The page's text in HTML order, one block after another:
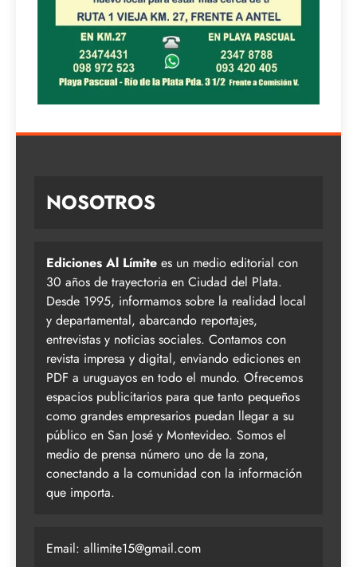
NOSOTROS
Ediciones Al Límite es un medio editorial con
30 años de trayectoria en Ciudad del Plata.
Desde 1995, informamos sobre la realidad local
y departamental, abarcando reportajes,
entrevistas y noticias sociales. Contamos con
revista impresa y digital, enviando ediciones en
PDF a uruguayos en todo el mundo. Ofrecemos
espacios publicitarios para que tanto pequeños
como grandes empresarios puedan llegar a su
público en San José y Montevideo. Somos el
medio de prensa número uno de la zona,
conectando a la comunidad con la información
que importa.
Email: allimite15@gmail.com